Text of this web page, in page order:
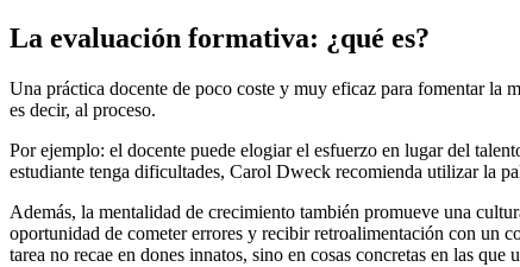
La evaluación formativa: ¿qué es?
Una práctica docente de poco coste y muy eficaz para fomentar la
es decir, al proceso.
Por ejemplo: el docente puede elogiar el esfuerzo en lugar del
estudiante tenga dificultades, Carol Dweck recomienda utilizar la
Además, la mentalidad de crecimiento también promueve una
oportunidad de cometer errores y recibir retroalimentación con un
tarea no recae en dones innatos, sino en cosas concretas en las que